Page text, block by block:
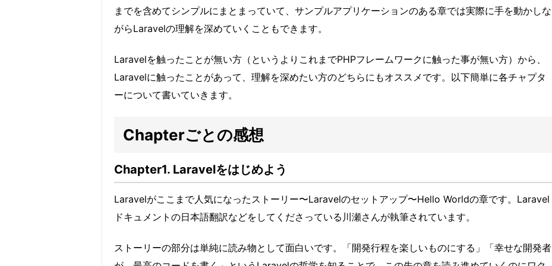
までを含めてシンプルにまとまっていて、サンプルアプリケーションのある章では実際に手を動かしな
がらLaravelの理解を深めていくこともできます。
Laravelを触ったことが無い方（というよりこれまでPHPフレームワークに触った事が無い方）から、
Laravelに触ったことがあって、理解を深めたい方のどちらにもオススメです。以下簡単に各チャプタ
ーについて書いていきます。
Chapterごとの感想
Chapter1. Laravelをはじめよう
Laravelがここまで人気になったストーリー〜Laravelのセットアップ〜Hello Worldの章です。Laravel
ドキュメントの日本語翻訳などをしてくださっている川瀬さんが執筆されています。
ストーリーの部分は単純に読み物として面白いです。「開発行程を楽しいものにする」「幸せな開発者